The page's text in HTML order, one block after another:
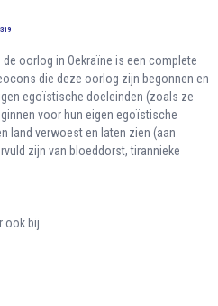
de oorlog in Oekraïne is een complete
die deze oorlog zijn begonnen en
egoïstische doeleinden (zoals ze
voor hun eigen egoïstische
land verwoest en laten zien (aan
zijn van bloeddorst, tirannieke
ook bij.